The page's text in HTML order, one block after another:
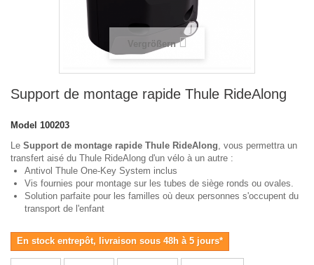
Vergrößern
Support de montage rapide Thule RideAlong
Model 100203
Le Support de montage rapide Thule RideAlong, vous permettra un
transfert aisé du Thule RideAlong d'un vélo à un autre :
Antivol Thule One-Key System inclus
Vis fournies pour montage sur les tubes de siège ronds ou ovales.
Solution parfaite pour les familles où deux personnes s'occupent du
transport de l'enfant
En stock entrepôt, livraison sous 48h à 5 jours*